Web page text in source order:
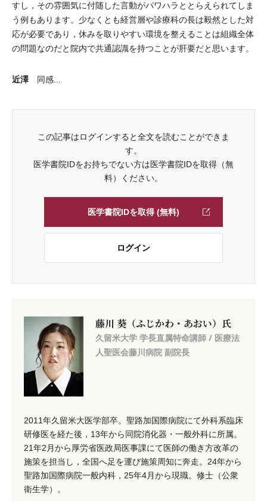
すし，その雰囲気に付随した言動がパワハラととらえられてしま
う例もあります。少なくとも経営層や診療科の長は毅然とした対
応が必要であり，休みを取りやすい環境を整えることは組織全体
の問題なのだと院内で共通認識を持つことが肝要だと思います。
近澤同感...
この記事はログインすると全文を読むことができま
す。
医学書院IDをお持ちでない方は医学書院IDを取得（無
料）ください。
医学書院IDを取得 (無料)
ログイン
藤川 葵（ふじかわ・あおい）氏
久留米大学 学長直属特命講師 / 医療法
人聖医会藤川病院 副院長
2011年久留米大医学部卒。聖路加国際病院にて外科系臨床
研修医を経た後，13年から同院消化器・一般外科に所属。
21年2月から厚労省医政局医事課にて医師の働き方改革の
施策を担当し，全国へ足を運び施策周知に奔走。24年から
聖路加国際病院一般内科，25年4月から現職。修士（公衆
衛生学）。